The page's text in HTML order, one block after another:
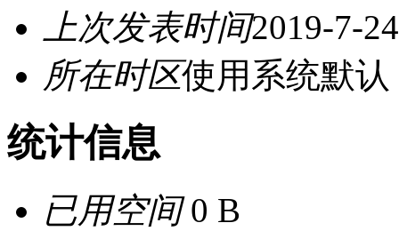
上次发表时间2019-7-
所在时区使用系统默认
统计信息
已用空间0 B